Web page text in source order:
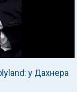
у Дахнера